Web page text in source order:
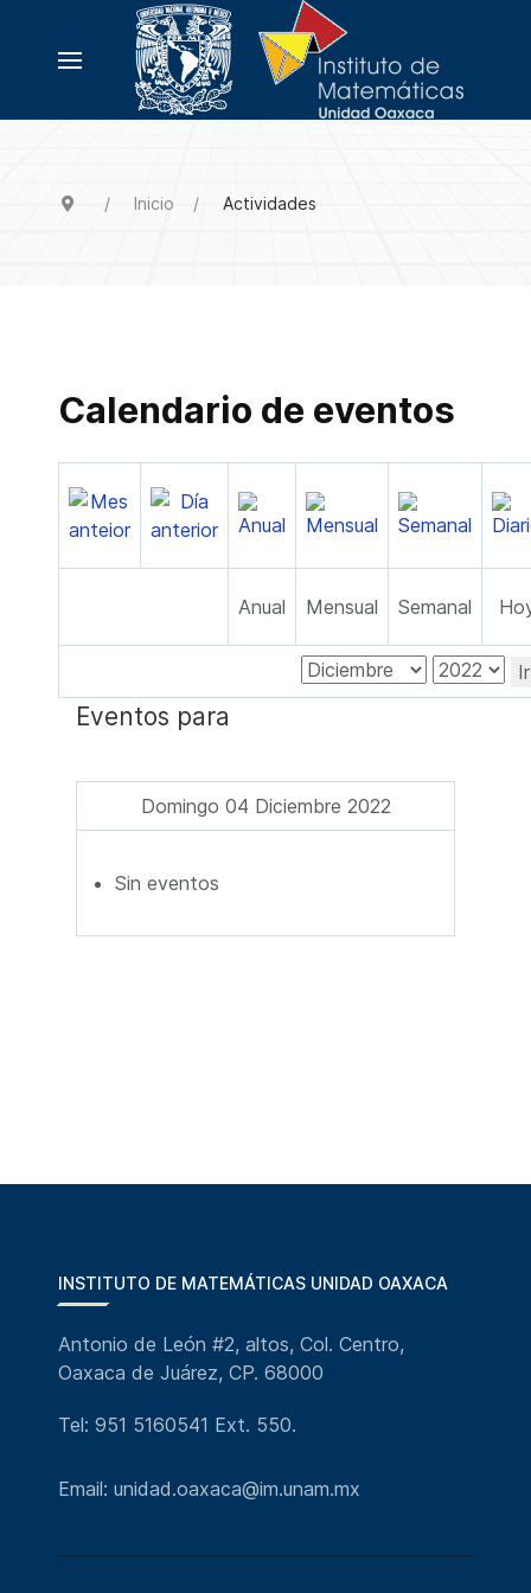
Inicio Actividades
Calendario de eventos
Anual Mensual Semanal
Eventos para
Domingo 04 Diciembre 2022
Sin eventos
INSTITUTO DE MATEMÁTICAS UNIDAD OAXACA
Antonio de León #2, altos, Col. Centro,
Oaxaca de Juárez, CP. 68000
Tel: 951 5160541 Ext. 550.
Email: unidad.oaxaca@im.unam.mx